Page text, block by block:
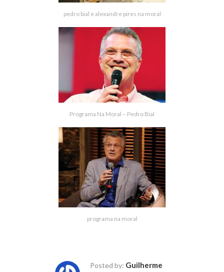
pedro bial e alexandre pires na moral
Programa Na Moral – Pedro Bial
programa na moral
Posted by: Guilherme